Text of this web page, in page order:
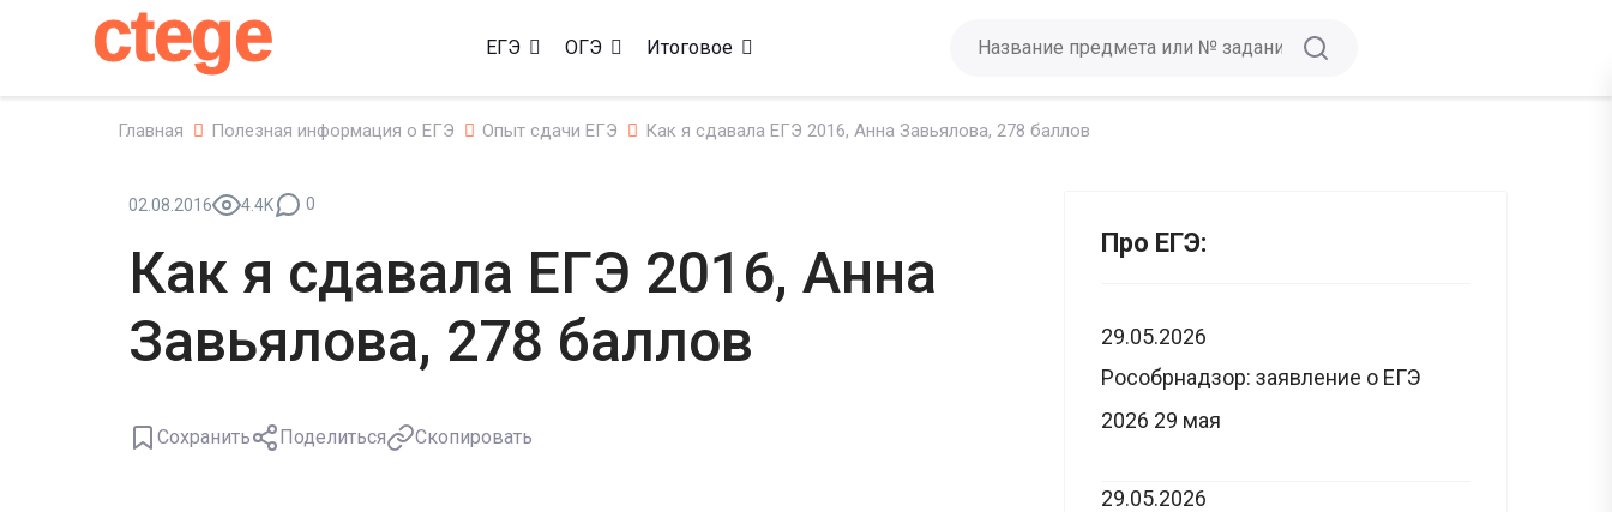
ctege ЕГЭ ОГЭ Итоговое
Главная Полезная информация о ЕГЭ Опыт сдачи ЕГЭ Как я сдавала ЕГЭ 2016, Анна Завьялова, 278 баллов
02.08.2016 4.4K 0
Как я сдавала ЕГЭ 2016, Анна
Завьялова, 278 баллов
Сохранить Поделиться Скопировать
Про ЕГЭ:
29.05.2026
Рособрнадзор: заявление о ЕГЭ
2026 29 мая
29.05.2026